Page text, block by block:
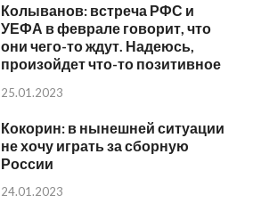
Колыванов: встреча РФС и
УЕФА в феврале говорит, что
они чего-то ждут. Надеюсь,
произойдет что-то позитивное
25.01.2023
Кокорин: в нынешней ситуации
не хочу играть за сборную
России
24.01.2023